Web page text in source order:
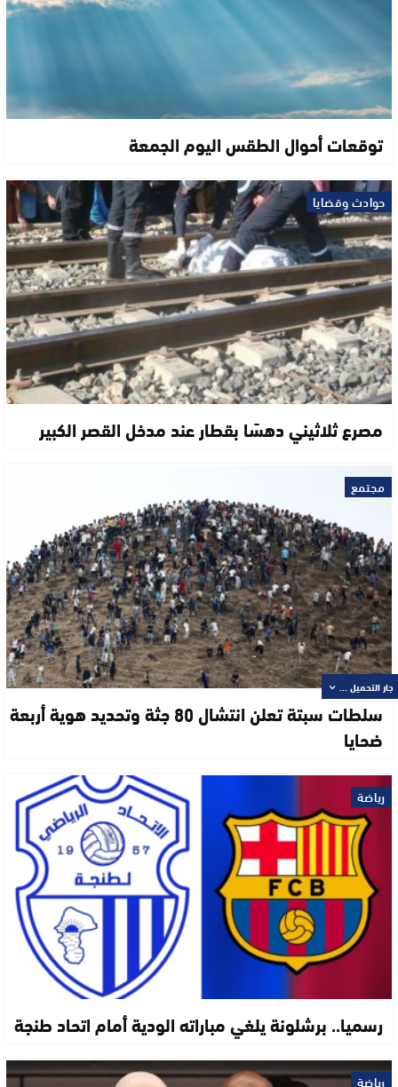
توقعات أحوال الطقس اليوم الجمعة
حوادث وقضايا
مصرع ثلاثيني دهسًا بقطار عند مدخل القصر الكبير
مجتمع
سلطات سبتة تعلن انتشال 80 جثة وتحديد هوية أربعة
ضحايا
رياضة
رسميا.. برشلونة يلغي مباراته الودية أمام اتحاد طنجة
رياضة
جار التحميل ...